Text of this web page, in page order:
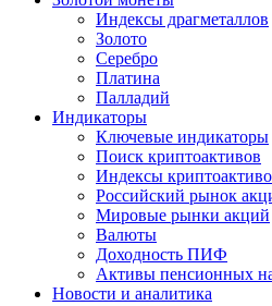
Индексы драгметаллов
Золото
Серебро
Платина
Палладий
Индикаторы
Ключевые индикаторы
Поиск криптоактивов
Индексы
Российский рынок
Мировые рынки акций
Валюты
Доходность ПИФ
Активы пенсионных
Новости и аналитика